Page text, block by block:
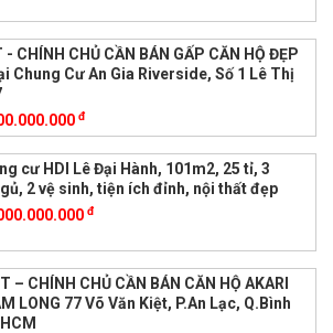
- CHÍNH CHỦ CẦN BÁN GẤP CĂN HỘ ĐẸP
Chung Cư An Gia Riverside, Số 1 Lê Thị
đ
cư HDI Lê Đại Hành, 101m2, 25 tỉ, 3
2 vệ sinh, tiện ích đỉnh, nội thất đẹp
đ
– CHÍNH CHỦ CẦN BÁN CĂN HỘ AKARI
LONG 77 Võ Văn Kiệt, P.An Lạc, Q.Bình